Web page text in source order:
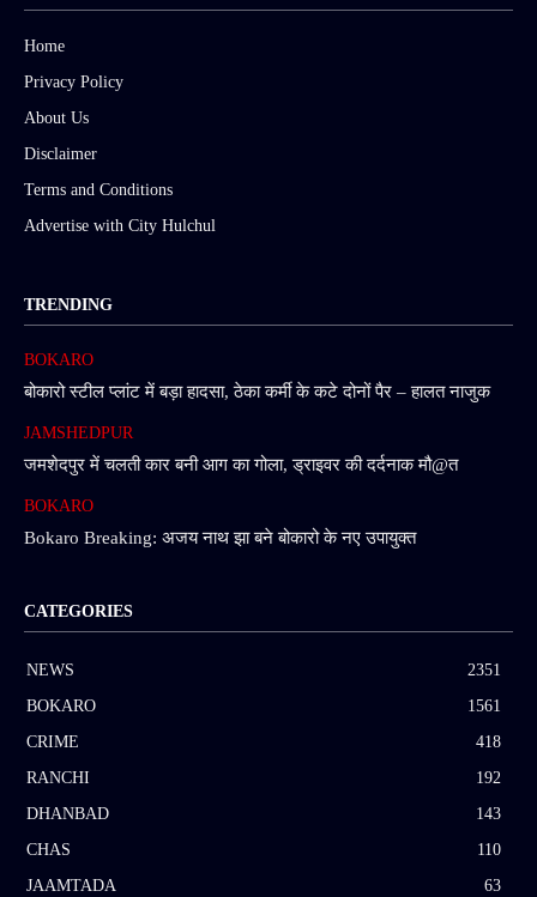
Home
Privacy Policy
About Us
Disclaimer
Terms and Conditions
Advertise with City Hulchul
TRENDING
BOKARO
बोकारो स्टील प्लांट में बड़ा हादसा, ठेका कर्मी के कटे दोनों पैर – हालत नाजुक
JAMSHEDPUR
जमशेदपुर में चलती कार बनी आग का गोला, ड्राइवर की दर्दनाक मौ@त
BOKARO
Bokaro Breaking: अजय नाथ झा बने बोकारो के नए उपायुक्त
CATEGORIES
NEWS
2351
BOKARO
1561
CRIME
418
RANCHI
192
DHANBAD
143
CHAS
110
JAAMTADA
63